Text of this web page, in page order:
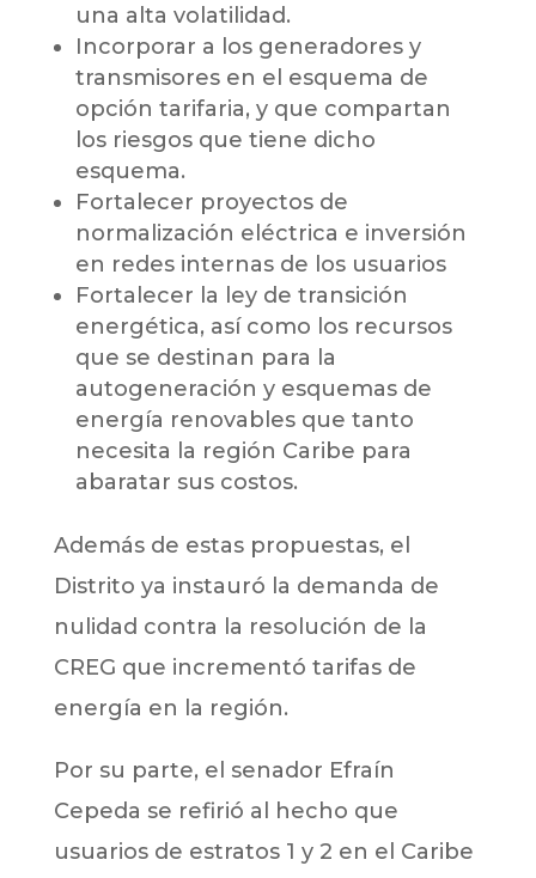
una alta volatilidad.
Incorporar a los generadores y
transmisores en el esquema de
opción tarifaria, y que compartan
los riesgos que tiene dicho
esquema.
Fortalecer proyectos de
normalización eléctrica e inversión
en redes internas de los usuarios
Fortalecer la ley de transición
energética, así como los recursos
que se destinan para la
autogeneración y esquemas de
energía renovables que tanto
necesita la región Caribe para
abaratar sus costos.
Además de estas propuestas, el
Distrito ya instauró la demanda de
nulidad contra la resolución de la
CREG que incrementó tarifas de
energía en la región.
Por su parte, el senador Efraín
Cepeda se refirió al hecho que
usuarios de estratos 1 y 2 en el Caribe